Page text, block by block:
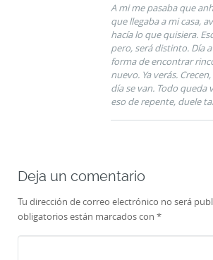
A mi me pasaba que
que llegaba a mi casa,
hacía lo que quisiera.
pero, será distinto. Día
forma de encontrar
nuevo. Ya verás.
día se van. Todo queda
eso de repente, duele
Deja un comentario
Tu dirección de correo electrónico no será
obligatorios están marcados con *